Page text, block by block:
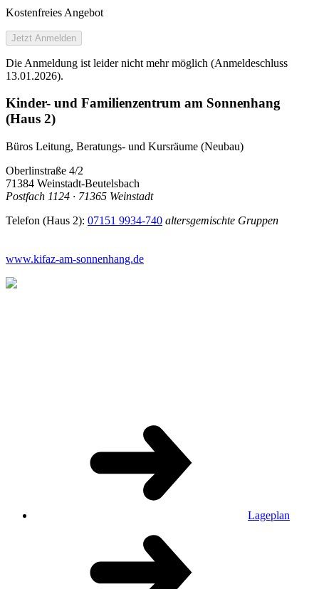
Kostenfreies Angebot
Jetzt Anmelden
Die Anmeldung ist leider nicht mehr möglich (Anmeldeschluss
13.01.2026).
Kinder- und Familienzentrum am Sonnenhang
(Haus 2)
Büros Leitung, Beratungs- und Kursräume (Neubau)
Oberlinstraße 4/2
71384 Weinstadt-Beutelsbach
Postfach 1124 · 71365 Weinstadt
Telefon (Haus 2): 07151 9934-740 altersgemischte Gruppen
www.kifaz-am-sonnenhang.de
Lageplan